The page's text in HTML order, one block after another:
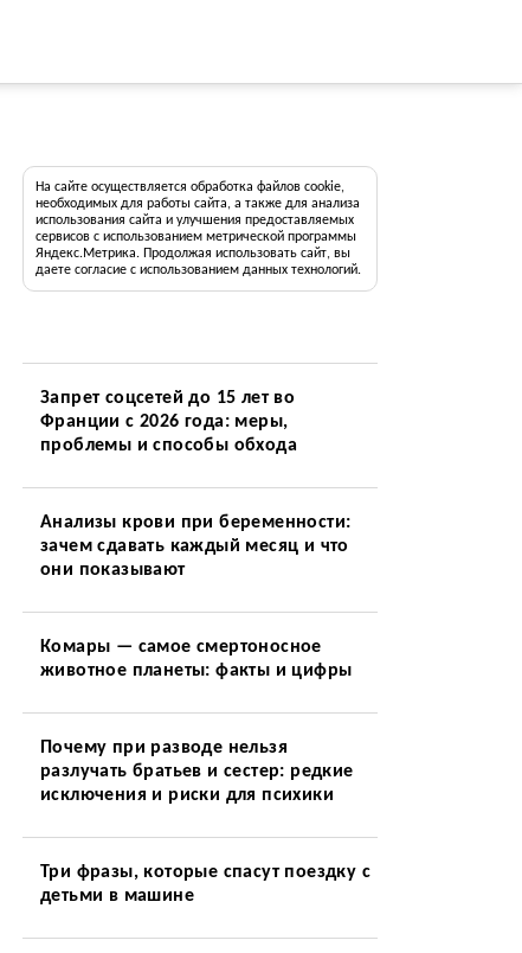
На сайте осуществляется обработка файлов cookie,
необходимых для работы сайта, а также для анализа
использования сайта и улучшения предоставляемых
сервисов с использованием метрической программы
Яндекс.Метрика. Продолжая использовать сайт, вы
даете согласие с использованием данных технологий.
Запрет соцсетей до 15 лет во
Франции с 2026 года: меры,
проблемы и способы обхода
Анализы крови при беременности:
зачем сдавать каждый месяц и что
они показывают
Комары — самое смертоносное
животное планеты: факты и цифры
Почему при разводе нельзя
разлучать братьев и сестер: редкие
исключения и риски для психики
Три фразы, которые спасут поездку с
детьми в машине